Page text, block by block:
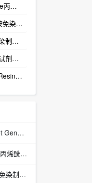
Bio-Rad伯乐TGX Stain-Free丙烯酰胺免染制胶试剂盒161-0185
1610185 伯乐12% 丙烯酰胺免染制胶试剂盒12% TGX Stain-Free FastCast Kit
伯乐总代理12%丙烯酰胺免染制胶试剂盒1610185
伯乐12%丙烯酰胺免染制胶试剂盒1610185
伯乐1421241 AG 50W-X2 Resin 100-200, H, 500 g
伯乐ddPCR 1863005 Droplet Generation Oil for probes, include 10X7mL bottle
Bio-Rad伯乐TGX Stain-Free丙烯酰胺免染制胶试剂盒161-0185
1610185 伯乐12% 丙烯酰胺免染制胶试剂盒12% TGX Stain-Free FastCast Kit